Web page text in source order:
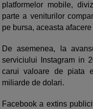
platformelor mobile,
parte a veniturilor
pe bursa, aceasta
De asemenea, la
serviciului Instagram in
carui valoare de piata
miliarde de dolari.
Facebook a extins